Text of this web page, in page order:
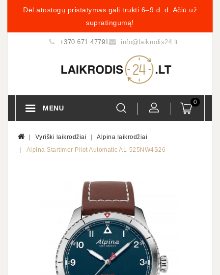
Dėl atostogų pristatymas gali trukti 6–9 d. d. Ačiū už
supratingumą!
+370 671 47791 info@laikrodis24.lt
0
MENU
Vyriški laikrodžiai
Alpina laikrodžiai
Alpina Startimer Pilot Automatic AL-525NW4S26